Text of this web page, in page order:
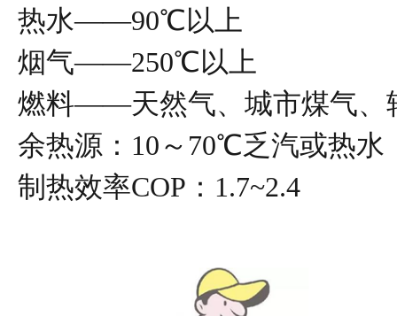
热水——90℃以上
烟气——250℃以上
燃料——天然气、城市煤气、
余热源： 10～70℃乏汽或热
制热效率COP：1.7~2.4